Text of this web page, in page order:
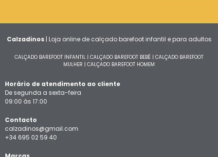
Calzadinos| Loja online de calçado barefoot infantil e para adultos
CALÇADO BAREFOOT INFANTIL | CALÇADO BAREFOOT BEBÉ | CALÇADO BAREFOOT
MULHER | CALÇADO BAREFOOT HOMEM
Horário de atendimento ao cliente
De segunda a sexta-feira
09:00 às 17:00
Contacto
calzadinos@gmail.com
+34 695 02 59 40